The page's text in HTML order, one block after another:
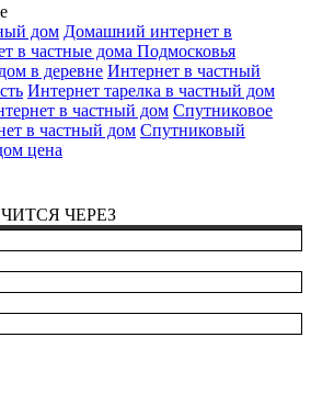
дом Домашний интернет в
в частные дома Подмосковья
в деревне Интернет в частный
Интернет тарелка в частный дом
в частный дом Спутниковое
в частный дом Спутниковый
цена
ЧЕРЕЗ